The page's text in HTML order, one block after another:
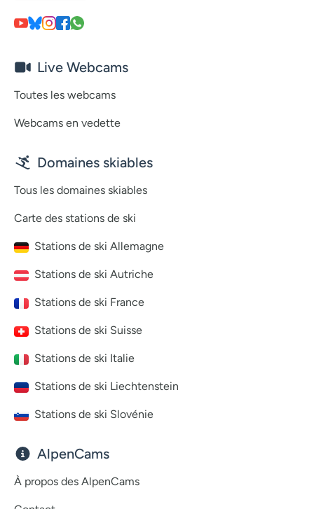
Live Webcams
Toutes les webcams
Webcams en vedette
Domaines skiables
Tous les domaines skiables
Carte des stations de ski
Stations de ski Allemagne
Stations de ski Autriche
Stations de ski France
Stations de ski Suisse
Stations de ski Italie
Stations de ski Liechtenstein
Stations de ski Slovénie
AlpenCams
À propos des AlpenCams